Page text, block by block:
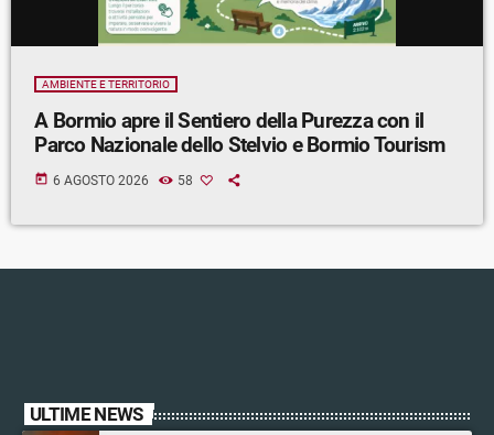
AMBIENTE E TERRITORIO
A Bormio apre il Sentiero della Purezza con il
Parco Nazionale dello Stelvio e Bormio Tourism
today 6 AGOSTO 2026 58
ULTIME NEWS